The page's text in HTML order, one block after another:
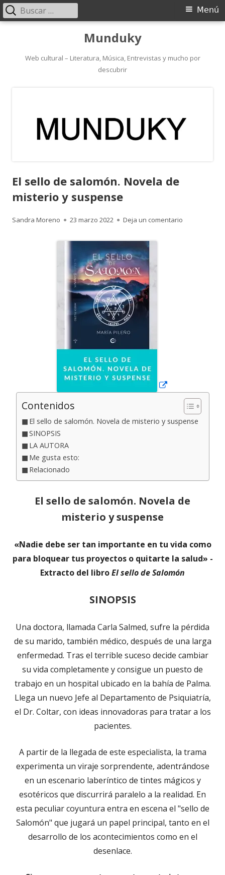
contenido
Munduky
Web cultural – Literatura, Música, Entrevistas y mucho por
descubrir
Menú
Menú
Buscar:
El sello de salomón. Novela de
misterio y suspense
Autor
Sandra Moreno
Publicado
23 marzo 2022 Deja un comentario
Contenidos
El sello de salomón. Novela de misterio y suspense
SINOPSIS
LA AUTORA
Me gusta esto:
Relacionado
El sello de salomón. Novela de
misterio y suspense
«Nadie debe ser tan importante en tu vida como
para bloquear tus proyectos o quitarte la salud» -
Extracto del libroEl sello de Salomón
SINOPSIS
Una doctora, llamada Carla Salmed, sufre la pérdida
de su marido, también médico, después de una larga
enfermedad. Tras el terrible suceso decide cambiar
su vida completamente y consigue un puesto de
trabajo en un hospital ubicado en la bahía de Palma.
Llega un nuevo Jefe al Departamento de Psiquiatría,
el Dr. Coltar, con ideas innovadoras para tratar a los
pacientes.
A partir de la llegada de este especialista, la trama
experimenta un viraje sorprendente, adentrándose
en un escenario laberíntico de tintes mágicos y
esotéricos que discurrirá paralelo a la realidad. En
esta peculiar coyuntura entra en escena el "sello de
Salomón" que jugará un papel principal, tanto en el
desarrollo de los acontecimientos como en el
desenlace.